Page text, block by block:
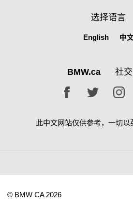
选择语言
English 中
BMW.ca 社
此中文网站仅供参考，一切以
© BMW CA 2026